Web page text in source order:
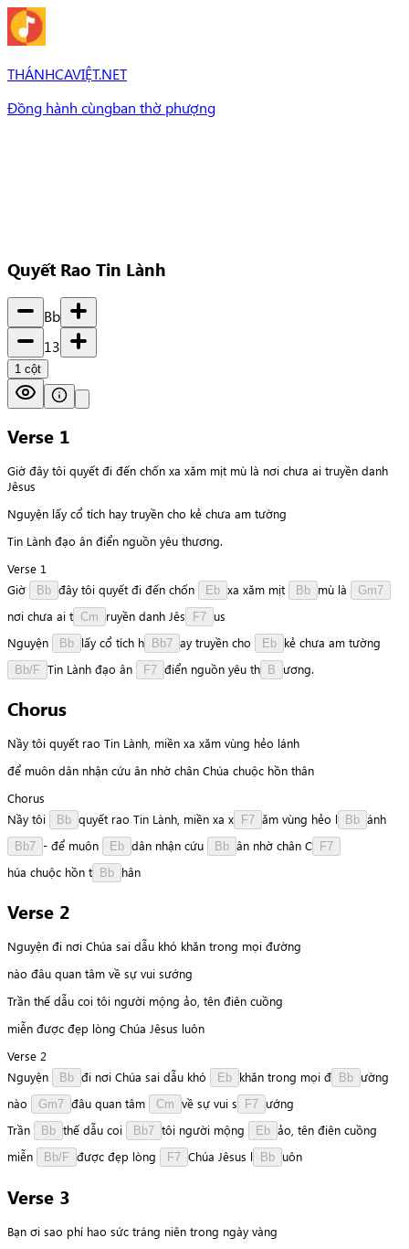
THÁNHCAVIỆT.NET
Đồng hành cùngban thờ phượng
Quyết Rao Tin Lành
Bb
13
1 cột
Verse 1
Giờ đây tôi quyết đi đến chốn xa xăm mịt mù là nơi chưa ai truyền danh
Jêsus
Nguyện lấy cổ tích hay truyền cho kẻ chưa am tường
Tin Lành đạo ân điển nguồn yêu thương.
Verse 1
Giờ
Bb đây tôi quyết đi đến chốn Eb xa xăm mịt Bb mù là Gm7
nơi chưa ai t Cm ruyền danh Jês F7 us
Nguyện
Bb lấy cổ tích h Bb7 ay truyền cho Eb kẻ chưa am tường
Bb/F Tin Lành đạo ân F7 điển nguồn yêu th B ương.
Chorus
Nầy tôi quyết rao Tin Lành, miền xa xăm vùng hẻo lánh
để muôn dân nhận cứu ân nhờ chân Chúa chuộc hồn thân
Chorus
Nầy tôi Bb quyết rao Tin Lành, miền xa x F7 ăm vùng hẻo l Bb ánh
Bb7 - để muôn Eb dân nhận cứu Bb ân nhờ chân C F7
húa chuộc hồn t Bb hân
Verse 2
Nguyện đi nơi Chúa sai dẫu khó khăn trong mọi đường
nào đâu quan tâm về sự vui sướng
Trần thế dẫu coi tôi người mộng ảo, tên điên cuồng
miễn được đẹp lòng Chúa Jêsus luôn
Verse 2
Nguyện
Bb đi nơi Chúa sai dẫu khó Eb khăn trong mọi đ Bb ường
nào
Gm7 đâu quan tâm Cm về sự vui s F7 ướng
Trần
Bb thế dẫu coi Bb7 tôi người mộng Eb ảo, tên điên cuồng
miễn
Bb/F được đẹp lòng F7 Chúa Jêsus l Bb uôn
Verse 3
Bạn ơi sao phí hao sức tráng niên trong ngày vàng